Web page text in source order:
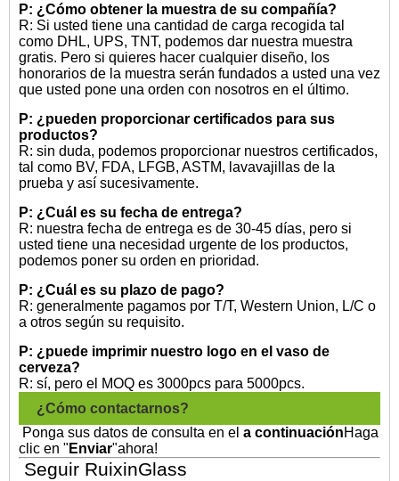
P: ¿Cómo obtener la muestra de su compañía?
R: Si usted tiene una cantidad de carga recogida tal
como DHL, UPS, TNT, podemos dar nuestra muestra
gratis. Pero si quieres hacer cualquier diseño, los
honorarios de la muestra serán fundados a usted una vez
que usted pone una orden con nosotros en el último.
P: ¿pueden proporcionar certificados para sus
productos?
R: sin duda, podemos proporcionar nuestros certificados,
tal como BV, FDA, LFGB, ASTM, lavavajillas de la
prueba y así sucesivamente.
P: ¿Cuál es su fecha de entrega?
R: nuestra fecha de entrega es de 30-45 días, pero si
usted tiene una necesidad urgente de los productos,
podemos poner su orden en prioridad.
P: ¿Cuál es su plazo de pago?
R: generalmente pagamos por T/T, Western Union, L/C o
a otros según su requisito.
P: ¿puede imprimir nuestro logo en el vaso de
cerveza?
R: sí, pero el MOQ es 3000pcs para 5000pcs.
¿Cómo contactarnos?
Ponga sus datos de consulta en el a continuaciónHaga
clic en " Enviar"ahora!
Seguir RuixinGlass